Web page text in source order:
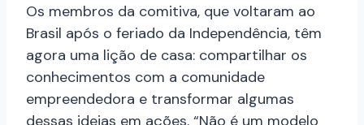
Os membros da comitiva, que voltaram ao
Brasil após o feriado da Independência, têm
agora uma lição de casa: compartilhar os
conhecimentos com a comunidade
empreendedora e transformar algumas